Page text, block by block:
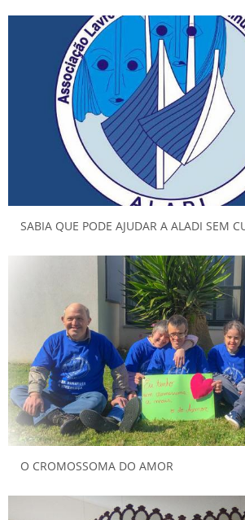
SABIA QUE PODE AJUDAR A ALADI SEM
O CROMOSSOMA DO AMOR